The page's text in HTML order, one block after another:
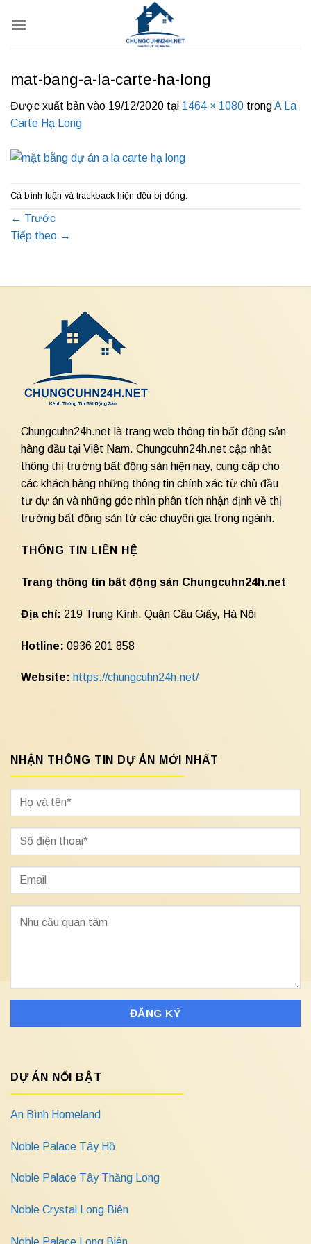
qua
mat-bang-a-la-carte-ha-long
Được xuất bản vào 19/12/2020 tại 1464 × 1080 trongA La
Carte Hạ Long
Cả bình luận và trackback hiện đều bị đóng.
← Trước
Tiếp theo →
Chungcuhn24h.net là trang web thông tin bất động sản
hàng đầu tại Việt Nam. Chungcuhn24h.net cập nhật
thông thị trường bất động sản hiện nay, cung cấp cho
các khách hàng những thông tin chính xác từ chủ đầu
tư dự án và những góc nhìn phân tích nhận định về thị
trường bất động sản từ các chuyên gia trong ngành.
THÔNG TIN LIÊN HỆ
Trang thông tin bất động sản Chungcuhn24h.net
Địa chỉ: 219 Trung Kính, Quận Cầu Giấy, Hà Nội
Hotline: 0936 201 858
Website: https://chungcuhn24h.net/
NHẬN THÔNG TIN DỰ ÁN MỚI NHẤT
DỰ ÁN NỔI BẬT
An Bình Homeland
Noble Palace Tây Hồ
Noble Palace Tây Thăng Long
Noble Crystal Long Biên
Noble Palace Long Biên